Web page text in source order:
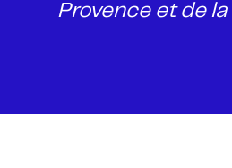
Provence et de